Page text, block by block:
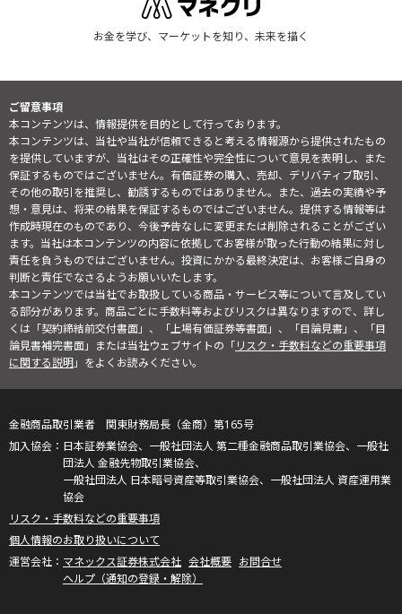
お金を学び、マーケットを知り、未来を描く
ご留意事項
本コンテンツは、情報提供を目的として行っております。
本コンテンツは、当社や当社が信頼できると考える情報源から提供されたもの
を提供していますが、当社はその正確性や完全性について意見を表明し、また
保証するものではございません。有価証券の購入、売却、デリバティブ取引、
その他の取引を推奨し、勧誘するものではありません。また、過去の実績や予
想・意見は、将来の結果を保証するものではございません。提供する情報等は
作成時現在のものであり、今後予告なしに変更または削除されることがござい
ます。当社は本コンテンツの内容に依拠してお客様が取った行動の結果に対し
責任を負うものではございません。投資にかかる最終決定は、お客様ご自身の
判断と責任でなさるようお願いいたします。
本コンテンツでは当社でお取扱している商品・サービス等について言及してい
る部分があります。商品ごとに手数料等およびリスクは異なりますので、詳し
くは「契約締結前交付書面」、「上場有価証券等書面」、「目論見書」、「目
論見書補完書面」または当社ウェブサイトの「リスク・手数料などの重要事項
に関する説明」をよくお読みください。
金融商品取引業者 関東財務局長（金商）第165号
日本証券業協会、一般社団法人 第二種金融商品取引業協会、一般社
団法人 金融先物取引業協会、
一般社団法人 日本暗号資産等取引業協会、一般社団法人 資産運用業
協会
リスク・手数料などの重要事項
個人情報のお取り扱いについて
マネックス証券株式会社 会社概要 お問合せ
ヘルプ（通知の登録・解除）